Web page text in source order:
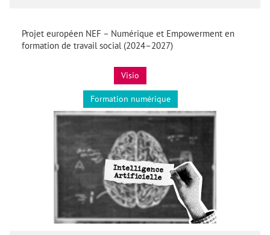
Projet européen NEF – Numérique et Empowerment en
formation de travail social (2024–2027)
Visio
Formation numérique